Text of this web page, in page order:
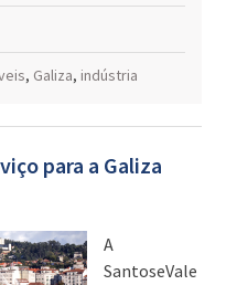
, Galiza, indústria
para a Galiza
A
SantoseVale